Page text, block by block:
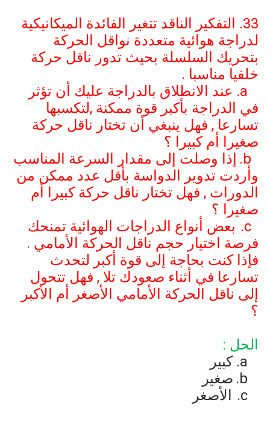
33. التفكير الناقد تتغير الفائدة الميكانيكية
لدراجة هوائية متعددة نواقل الحركة
بتحريك السلسلة بحيث تدور ناقل حركة
خلفيا مناسبا .
عند الانطلاق بالدراجة عليك أن تؤثر
في الدراجة بأكبر قوة ممكنة ,لتكسبها
تسارعا , فهل ينبغي أن تختار ناقل حركة
صغيرا أم كبيرا ؟
إذا وصلت إلى مقدار السرعة المناسب
وأردت تدوير الدواسة بأقل عدد ممكن من
الدورات , فهل تختار ناقل حركة كبيرا أم
صغيرا ؟
بعض أنواع الدراجات الهوائية تمنحك
فرصة اختيار حجم ناقل الحركة الأمامي .
فإذا كنت بحاجة إلى قوة أكبر لتحدث
تسارعا في أثناء صعودك تلا , فهل تتحول
إلى ناقل الحركة الأمامي الأصغر أم الأكبر
؟
الحل :
كبير
صغير
الأصغر